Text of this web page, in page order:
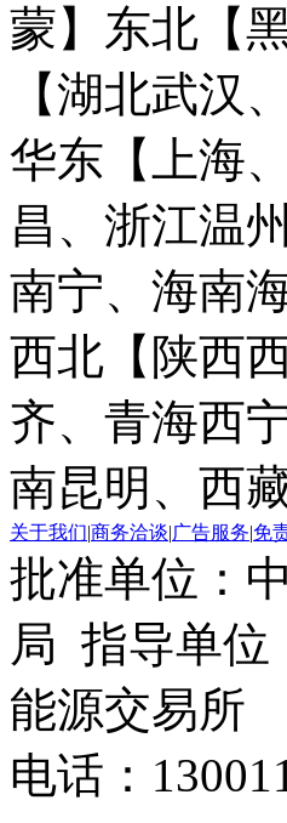
蒙】 东北【
【湖北武汉
华东【上海
昌、浙江温
南宁、海南海
西北【陕西
齐、青海西宁
南昆明、西
关于我们|商务洽谈|广告服务|免
批准单位：
局 指导单位
能源交易所
电话：